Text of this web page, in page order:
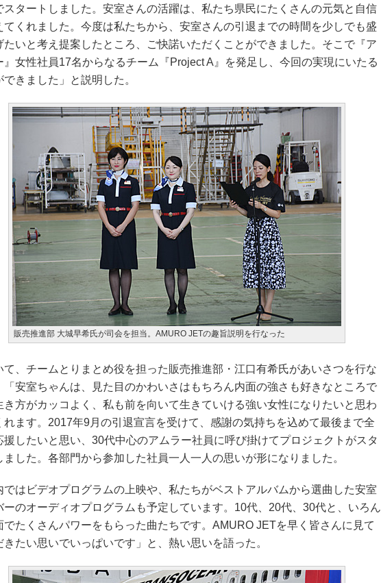
スタートしました。安室さんの活躍は、私たち県民にたくさんの元気と自信
てくれました。今度は私たちから、安室さんの引退までの時間を少しでも盛
たいと考え提案したところ、ご快諾いただくことができました。そこで『ア
』女性社員17名からなるチーム『Project A』を発足し、今回の実現にいたる
できました」と説明した。
販売推進部 大城早希氏が司会を担当。AMURO JETの趣旨説明を行なった
、チームとりまとめ役を担った販売推進部・江口有希氏があいさつを行な
「安室ちゃんは、見た目のかわいさはもちろん内面の強さも好きなところで
き方がカッコよく、私も前を向いて生きていける強い女性になりたいと思わ
れます。2017年9月の引退宣言を受けて、感謝の気持ちを込めて最後まで全
援したいと思い、30代中心のアムラー社員に呼び掛けてプロジェクトがスタ
ました。各部門から参加した社員一人一人の思いが形になりました。
はビデオプログラムの上映や、私たちがベストアルバムから選曲した安室
ーのオーディオプログラムも予定しています。10代、20代、30代と、いろん
でたくさんパワーをもらった曲たちです。AMURO JETを早く皆さんに見て
きたい思いでいっぱいです」と、熱い思いを語った。